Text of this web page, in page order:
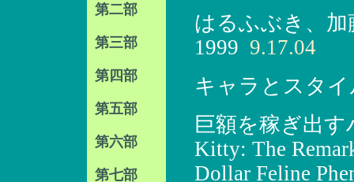
第二部
第三部
第四部
第五部
第六部
第七部
はるふぶき、加
1999 9.17.04
キャラとスタイ
巨額を稼ぎ出
Kitty: The
Dollar Feline